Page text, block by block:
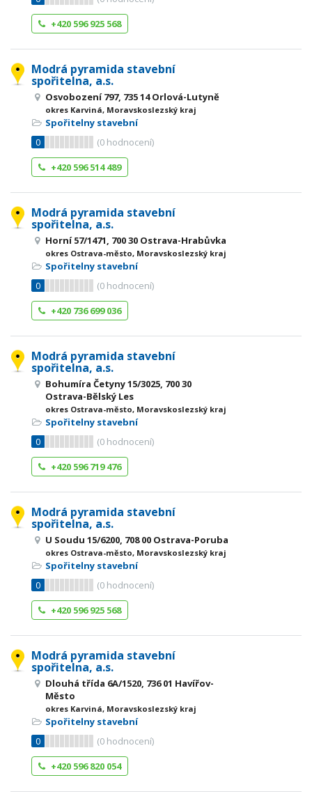
+420 596 925 568
Modrá pyramida stavební
spořitelna, a.s.
Osvobození 797, 735 14 Orlová-Lutyně
okres Karviná, Moravskoslezský kraj
Spořitelny stavební
0
(0 hodnocení)
+420 596 514 489
Modrá pyramida stavební
spořitelna, a.s.
Horní 57/1471, 700 30 Ostrava-Hrabůvka
okres Ostrava-město, Moravskoslezský kraj
Spořitelny stavební
0
(0 hodnocení)
+420 736 699 036
Modrá pyramida stavební
spořitelna, a.s.
Bohumíra Četyny 15/3025, 700 30
Ostrava-Bělský Les
okres Ostrava-město, Moravskoslezský kraj
Spořitelny stavební
0
(0 hodnocení)
+420 596 719 476
Modrá pyramida stavební
spořitelna, a.s.
U Soudu 15/6200, 708 00 Ostrava-Poruba
okres Ostrava-město, Moravskoslezský kraj
Spořitelny stavební
0
(0 hodnocení)
+420 596 925 568
Modrá pyramida stavební
spořitelna, a.s.
Dlouhá třída 6A/1520, 736 01 Havířov-
Město
okres Karviná, Moravskoslezský kraj
Spořitelny stavební
0
(0 hodnocení)
+420 596 820 054